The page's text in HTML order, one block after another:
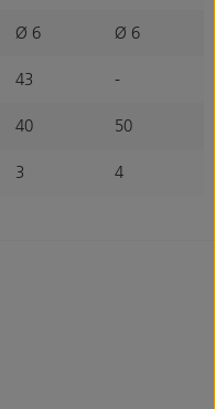
Ø 6 Ø 6
43 -
40 50
3 4